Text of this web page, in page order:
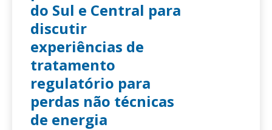
do Sul e Central para
discutir
experiências de
tratamento
regulatório para
perdas não técnicas
de energia